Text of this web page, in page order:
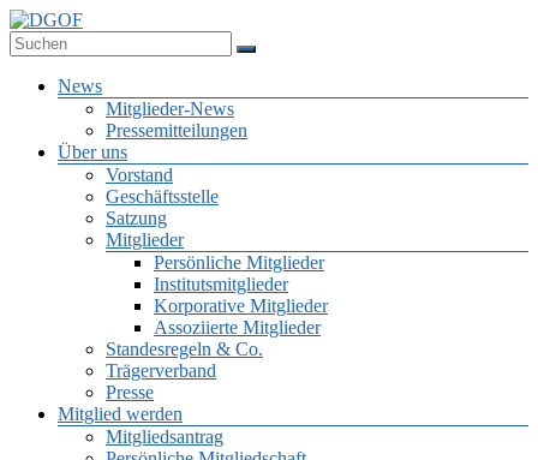
Zum
Inhalt
springen
Deutsche Gesellschaft für Online-Forschung e.V.
Menü
News
Mitglieder-News
Pressemitteilungen
Über uns
Vorstand
Geschäftsstelle
Satzung
Mitglieder
Persönliche Mitglieder
Institutsmitglieder
Korporative Mitglieder
Assoziierte Mitglieder
Standesregeln & Co.
Trägerverband
Presse
Mitglied werden
Mitgliedsantrag